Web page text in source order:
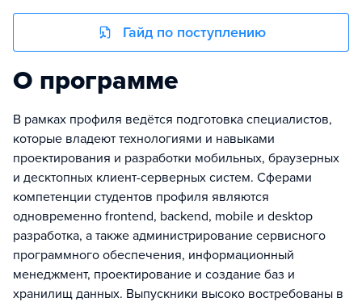
Гайд по поступлению
О программе
В рамках профиля ведётся подготовка специалистов,
которые владеют технологиями и навыками
проектирования и разработки мобильных, браузерных
и десктопных клиент-серверных систем. Сферами
компетенции студентов профиля являются
одновременно frontend, backend, mobile и desktop
разработка, а также администрирование сервисного
программного обеспечения, информационный
менеджмент, проектирование и создание баз и
хранилищ данных. Выпускники высоко востребованы в